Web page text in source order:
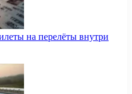
на перелёты внутри